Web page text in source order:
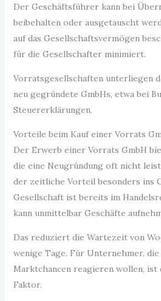
Der Geschäftsführer kann bei
beibehalten oder ausgetauscht
auf das Gesellschaftsvermögen
für die Gesellschafter minimiert.
Vorratsgesellschaften unterliegen
neu gegründete GmbHs, etwa bei
Steuererklärungen.
Vorteile beim Kauf einer Vorrats
Der Erwerb einer Vorrats GmbH
die eine Neugründung oft nicht
der zeitliche Vorteil besonders ins
Gesellschaft ist bereits im
kann unmittelbar Geschäfte
Das reduziert die Wartezeit von
wenige Tage. Für Unternehmer, die
Marktchancen reagieren wollen, ist
Faktor.